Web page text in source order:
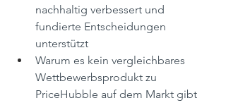
nachhaltig verbessert und
fundierte Entscheidungen
unterstützt
Warum es kein vergleichbares
Wettbewerbsprodukt zu
PriceHubble auf dem Markt gibt